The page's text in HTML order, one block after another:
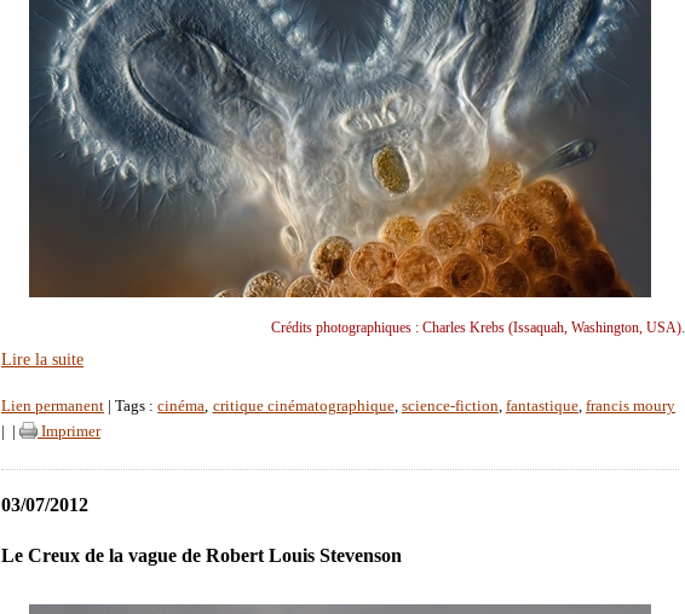
Crédits photographiques : Charles Krebs (Issaquah, Washington, USA).
Lire la suite
Lien permanent | Tags :cinéma, critique cinématographique, science-fiction, fantastique, francis moury
Imprimer
03/07/2012
Le Creux de la vague de Robert Louis Stevenson